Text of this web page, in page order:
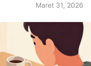
Maret 31, 2026